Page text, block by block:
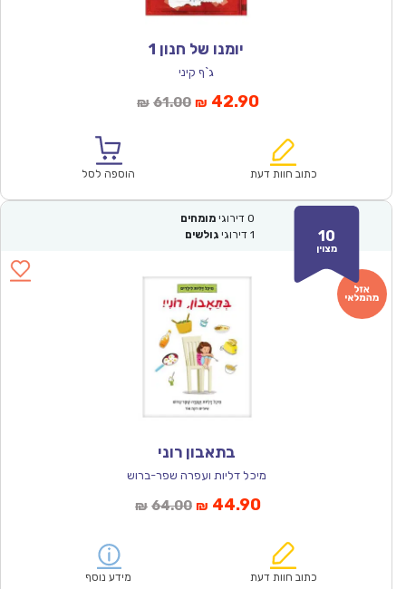
יומנו של חנון 1
ג`ף קיני
₪ 61.00המחיר
₪61.00.
₪ 42.90המחיר
הוא:
כתוב חוות דעת הוספה לסל
10
מצוין
0 דירוגי מומחים
1 דירוגי גולשים
בתאבון רוני
מיכל דליות ועפרה שפר-ברוש
₪ 64.00המחיר
₪64.00.
₪ 44.90המחיר
הוא:
כתוב חוות דעת מידע נוסף